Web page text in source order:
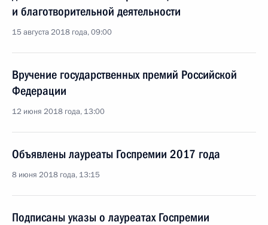
и благотворительной деятельности
15 августа 2018 года, 09:00
Вручение государственных премий Российской
Федерации
12 июня 2018 года, 13:00
Объявлены лауреаты Госпремии 2017 года
8 июня 2018 года, 13:15
Подписаны указы о лауреатах Госпремии